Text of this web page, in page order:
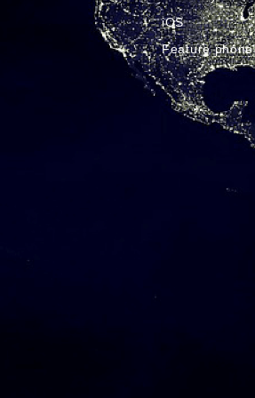
iOS
Feature phone